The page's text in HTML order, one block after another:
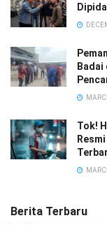
Badai
Tok!
Berita Terbaru